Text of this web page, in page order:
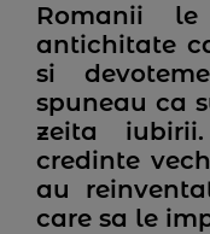
Romanii
antichitate
si
spuneau ca
zeita
credinte
au
care sa le